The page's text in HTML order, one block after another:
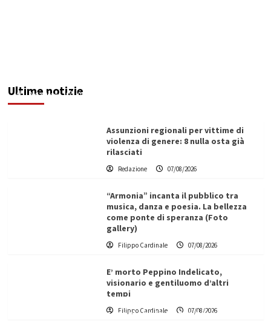
Ultime notizie
Redazione 07/08/2026
Assunzioni regionali per vittime di
violenza di genere: 8 nulla osta già
rilasciati
Redazione 07/08/2026
“Armonia” incanta il pubblico tra
musica, danza e poesia. La bellezza
come ponte di speranza (Foto
gallery)
Filippo Cardinale 07/08/2026
E’ morto Peppino Indelicato,
visionario e gentiluomo d’altri
tempi
Filippo Cardinale 07/08/2026
L’ingegnere saccense Buscarnera partner chiave
di un progetto transnazionale per la transizione